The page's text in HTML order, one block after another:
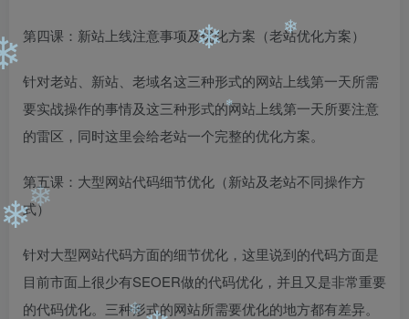
第四课：新站上线注意事项及优化方案（老站优化方案）
针对老站、新站、老域名这三种形式的网站上线第一天所需
要实战操作的事情及这三种形式的网站上线第一天所要注意
的雷区，同时这里会给老站一个完整的优化方案。
第五课：大型网站代码细节优化（新站及老站不同操作方
式）
针对大型网站代码方面的细节优化，这里说到的代码方面是
目前市面上很少有SEOER做的代码优化，并且又是非常重要
的代码优化。三种形式的网站所需要优化的地方都有差异。
❄
❄
❄
❄